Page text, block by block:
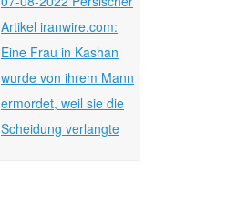
Artikel iranwire.com:
Eine Frau in Kashan
wurde von ihrem Mann
ermordet, weil sie die
Scheidung verlangte